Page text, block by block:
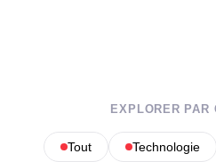
EXPLORER PAR
Tout Technologie